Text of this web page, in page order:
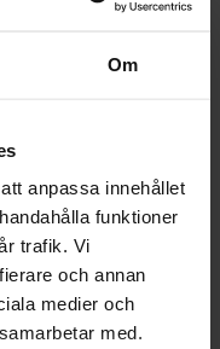
Om
anpassa innehållet
funktioner
trafik. Vi
och annan
medier och
med.